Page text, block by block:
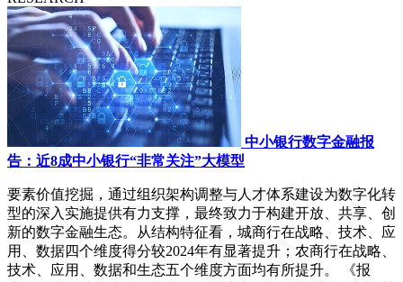
中小银行数字金融报
告：近8成中小银行“非常关注”大模型
要素价值挖掘，通过组织架构调整与人才体系建设为数字化转
型的深入实施提供有力支撑，最终致力于构建开放、共享、创
新的数字金融生态。从结构特征看，城商行在战略、技术、应
用、数据四个维度得分较2024年有显著提升；农商行在战略、
技术、应用、数据和生态五个维度方面均有所提升。 《报